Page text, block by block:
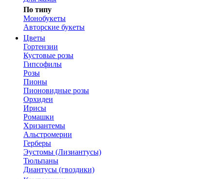
По типу
Монобукеты
Авторские букеты
Цветы
Гортензии
Кустовые розы
Гипсофилы
Розы
Пионы
Пионовидные розы
Орхидеи
Ирисы
Ромашки
Хризантемы
Альстромерии
Герберы
Эустомы (Лизиантусы)
Тюльпаны
Диантусы (гвоздики)